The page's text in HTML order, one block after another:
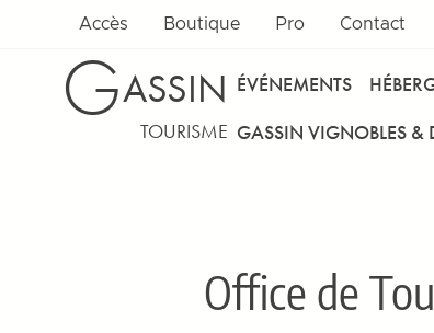
Accès Boutique Pro Contact
GASSIN
TOURISME
ÉVÉNEMENTS
GASSIN VIGNOBLES &
Office de